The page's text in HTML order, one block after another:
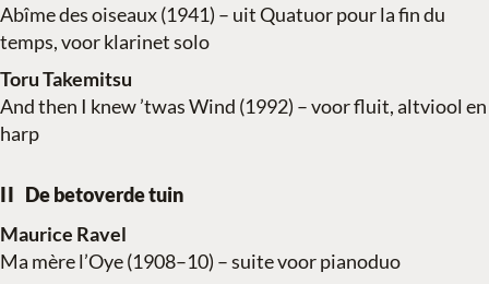
Abîme des oiseaux (1941) – uit Quatuor pour la fin du
temps, voor klarinet solo
Toru Takemitsu
And then I knew ’twas Wind (1992) – voor fluit, altviool en
harp
De betoverde tuin
Maurice Ravel
Ma mère l’Oye (1908–10) – suite voor pianoduo